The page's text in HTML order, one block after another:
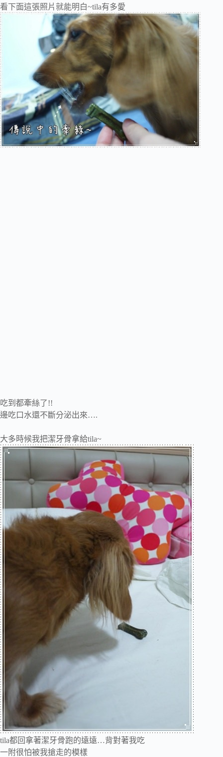
看下面這張照片就能明白~tila有多愛
吃到都牽絲了!!
邊吃口水還不斷分泌出來….
大多時候我把潔牙骨拿給tila~
tila都回拿著潔牙骨跑的遠遠…背對著我吃
一附很怕被我搶走的模樣